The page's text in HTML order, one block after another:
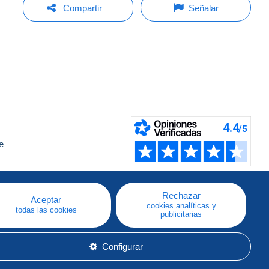
Compartir Señalar
Aceptar
todas las cookies
Rechazar
cookies analíticas y
publicitarias
Configurar